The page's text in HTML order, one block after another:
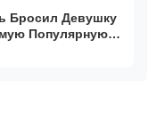
Бросил Девушку
Популярную